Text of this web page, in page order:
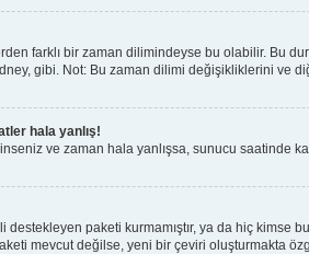
farklı bir zaman dilimindeyse bu olabilir. Bu
gibi. Not: Bu zaman dilimi değişikliklerini ve
hala yanlış!
ve zaman hala yanlışsa, sunucu saatinde
paketi kurmamıştır, ya da hiç
mevcut değilse, yeni bir çeviri oluşturmakta